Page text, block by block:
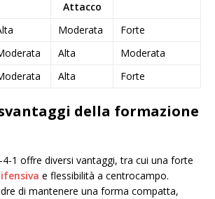
Attacco
Moderata
Forte
Alta
Moderata
Alta Forte
della formazione
1 offre diversi vantaggi, tra cui una forte
e flessibilità a centrocampo.
di mantenere una forma compatta,